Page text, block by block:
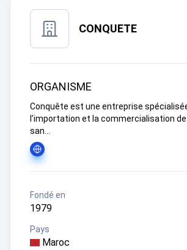
CONQUETE
ORGANISME
Conquête est une entreprise
l’importation et la commercialisation
san...
Fondé en
1979
Pays
Maroc